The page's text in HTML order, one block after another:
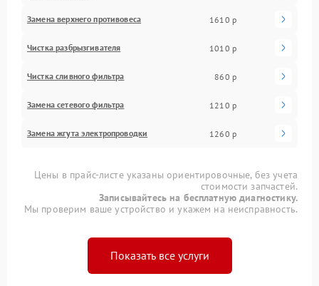
Замена верхнего противовеса 1610 р
Чистка разбрызгивателя 1010 р
Чистка сливного фильтра 860 р
Замена сетевого фильтра 1210 р
Замена жгута электропроводки 1260 р
Цены в прайс-листе указаны ориентировочные, без учета
стоимости запчастей.
Записывайтесь на бесплатную диагностику.
Мы проверим ваше устройство и укажем на неисправность.
Показать все услуги